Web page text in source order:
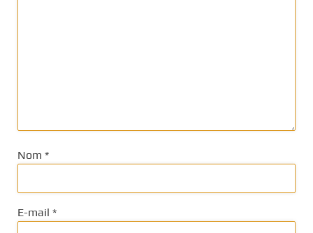
Nom *
E-mail *